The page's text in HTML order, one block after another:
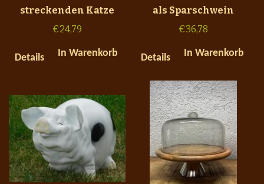
streckenden Katze
€24,79
Details In Warenkorb
als Sparschwein
€36,78
Details In Warenkorb